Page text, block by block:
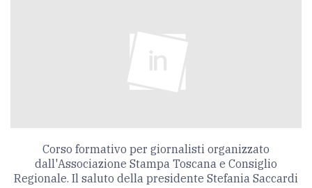
Corso formativo per giornalisti organizzato
dall'Associazione Stampa Toscana e Consiglio
Regionale. Il saluto della presidente Stefania Saccardi